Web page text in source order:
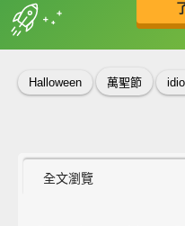
收錄佳句
Halloween 萬聖節
全文瀏覽